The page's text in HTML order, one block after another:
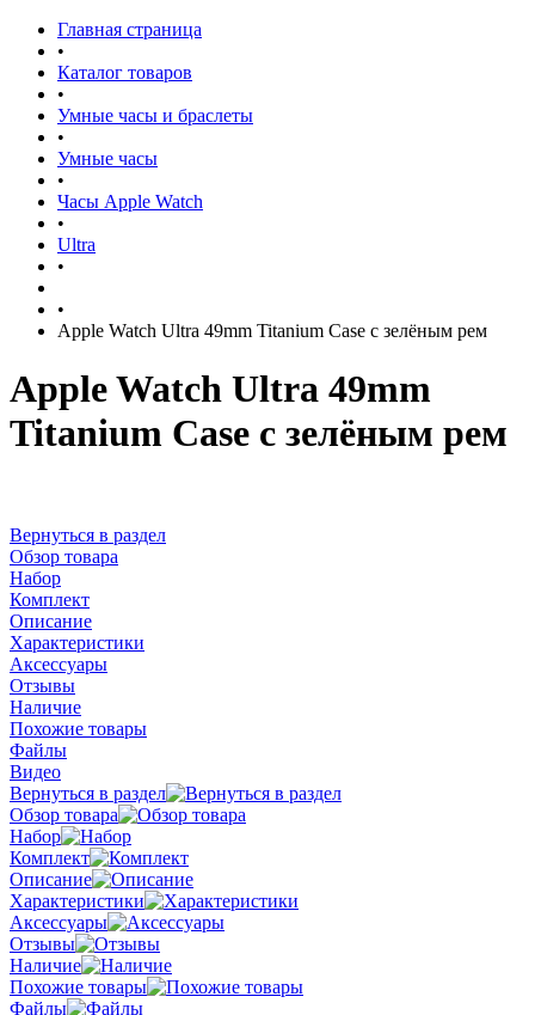
Главная страница
•
Каталог товаров
•
Умные часы и браслеты
•
Умные часы
•
Часы Apple Watch
•
Ultra
•
•
Apple Watch Ultra 49mm Titanium Case с зелёным рем
Apple Watch Ultra 49mm
Titanium Case с зелёным рем
Вернуться в раздел
Обзор товара
Набор
Комплект
Описание
Характеристики
Аксессуары
Отзывы
Наличие
Похожие товары
Файлы
Видео
Вернуться в раздел
Обзор товара
Набор
Комплект
Описание
Характеристики
Аксессуары
Отзывы
Наличие
Похожие товары
Файлы